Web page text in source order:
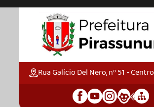
Rua Galício Del Nero, nº 51 - Centro